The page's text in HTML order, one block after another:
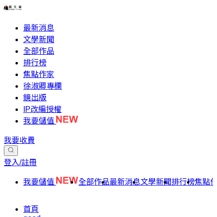
最新消息
文學新聞
全部作品
排行榜
焦點作家
徐淑卿專欄
鏡出版
IP改編授權
我要儲值
我要收費
登入/註冊
我要儲值 全部作品最新消息文學新聞排行榜焦點
首頁